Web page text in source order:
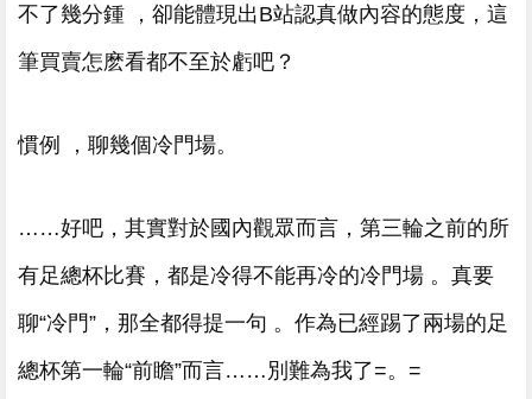
不了幾分鍾 ，卻能體現出B站認真做內容的態度，這
筆買賣怎麽看都不至於虧吧？
慣例 ，聊幾個冷門場。
……好吧 ，其實對於國內觀眾而言 ，第三輪之前的所
有足總杯比賽，都是冷得不能再冷的冷門場 。真要
聊“冷門”，那全都得提一句 。作為已經踢了兩場的足
總杯第一輪“前瞻”而言……別難為我了= 。=